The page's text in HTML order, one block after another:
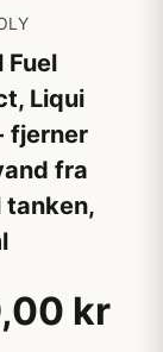
Fuel
Liqui
fjerner
fra
tanken,
kr